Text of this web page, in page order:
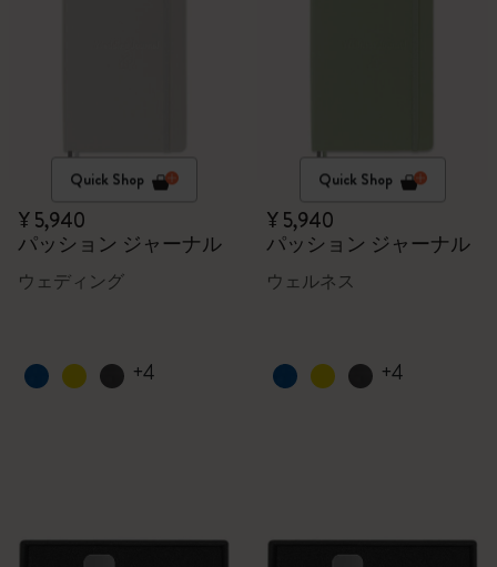
Quick Shop
¥ 5,940
パッション ジャーナル
ウェディング
+4
Quick Shop
¥ 5,940
パッション ジャーナル
ウェルネス
+4